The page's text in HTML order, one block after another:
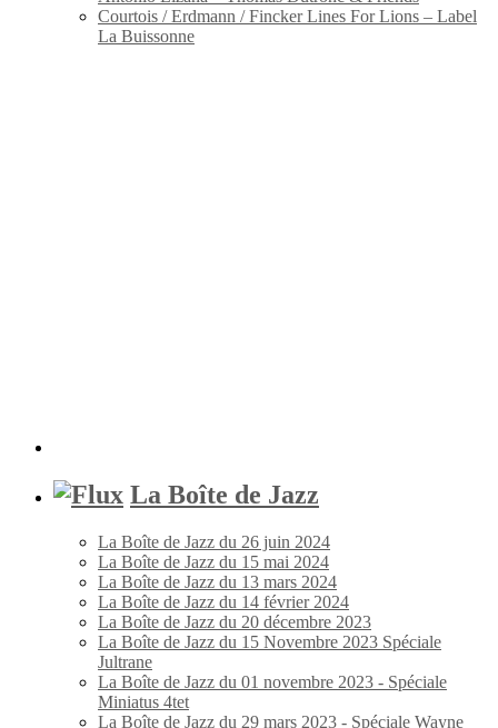
Courtois / Erdmann / Fincker Lines For Lions – Label
La Buissonne
La Boîte de Jazz
La Boîte de Jazz du 26 juin 2024
La Boîte de Jazz du 15 mai 2024
La Boîte de Jazz du 13 mars 2024
La Boîte de Jazz du 14 février 2024
La Boîte de Jazz du 20 décembre 2023
La Boîte de Jazz du 15 Novembre 2023 Spéciale
Jultrane
La Boîte de Jazz du 01 novembre 2023 - Spéciale
Miniatus 4tet
La Boîte de Jazz du 29 mars 2023 - Spéciale Wayne